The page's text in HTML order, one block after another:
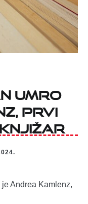
umro
prvi
Andrea Kamlenz,